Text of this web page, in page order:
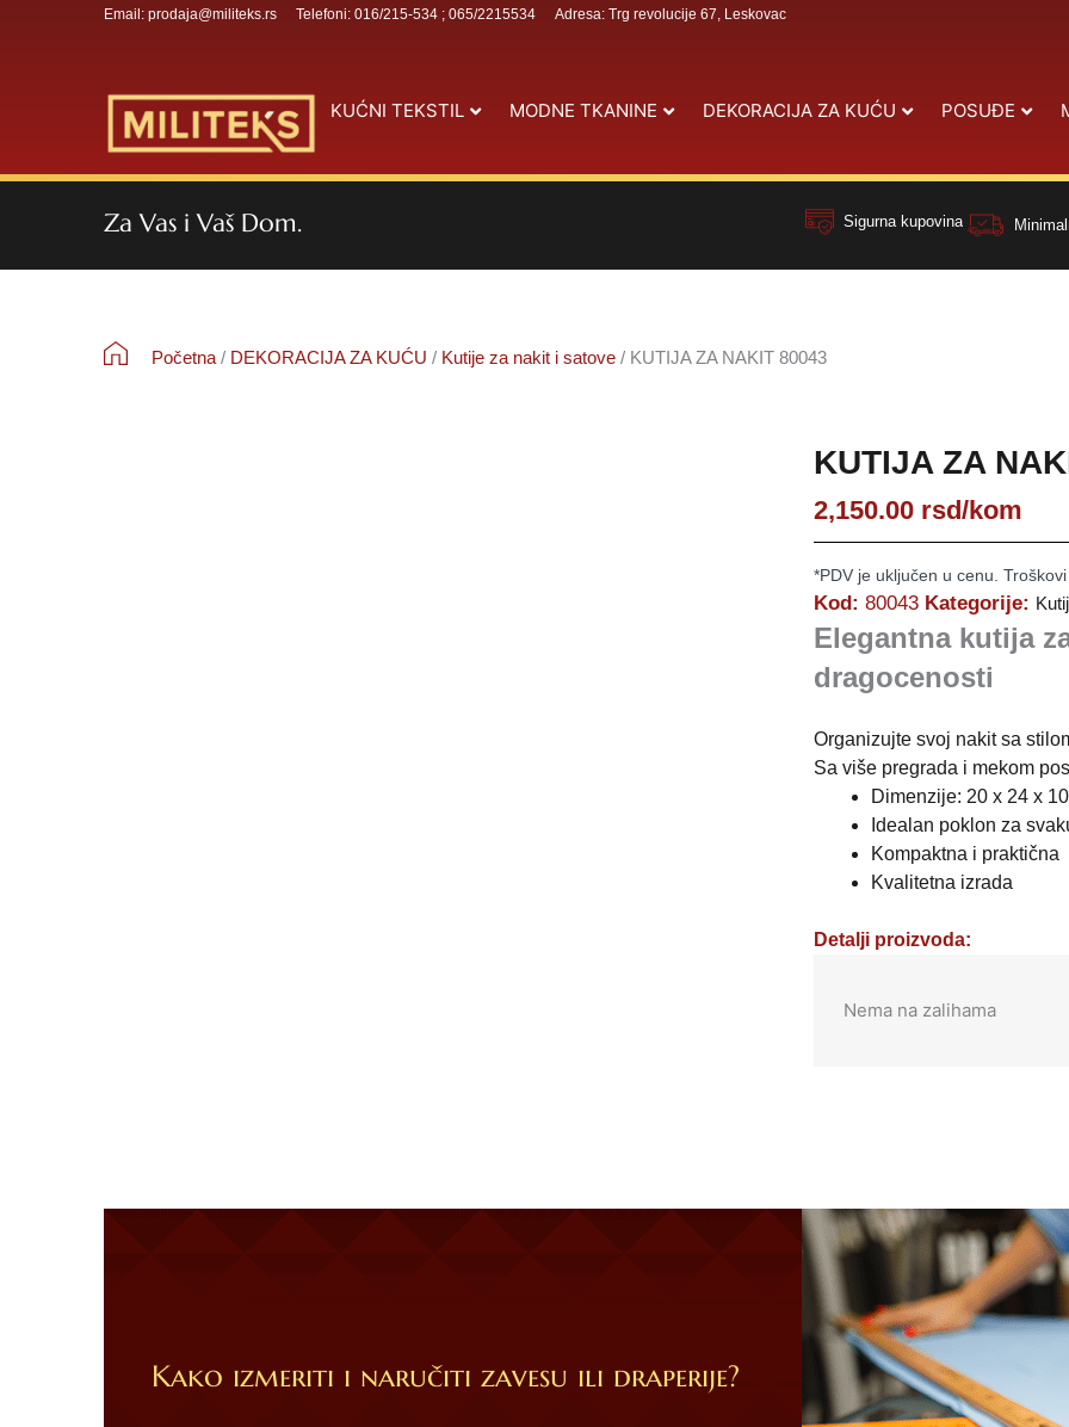
Email: prodaja@militeks.rs Telefoni: 016/215-534 ; 065/2215534 Adresa: Trg revolucije 67, Leskovac
KUĆNI TEKSTIL MODNE TKANINE DEKORACIJA ZA KUĆU POSUĐE
Za Vas i Vaš Dom. Sigurna kupovina
Početna / DEKORACIJA ZA KUĆU / Kutije za nakit i satove / KUTIJA ZA NAKIT 80043
KUTIJA ZA
2,150.00 rsd/kom
*PDV je uključen u cenu.
Kod: 80043 Kategorije:
Elegantna kutija
dragocenosti
Organizujte svoj nakit sa
Sa više pregrada i mekom
Dimenzije: 20 x 24 x 10
Idealan poklon za
Kompaktna i praktična
Kvalitetna izrada
Detalji proizvoda:
Nema na zalihama
Kako izmeriti i naručiti zavesu ili draperije?